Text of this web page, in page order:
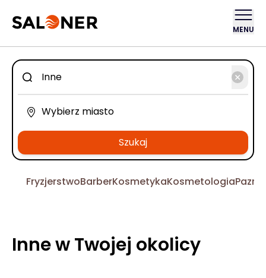
MENU
Szukaj
FryzjerstwoBarberKosmetykaKosmetologia
Inne w Twojej okolicy